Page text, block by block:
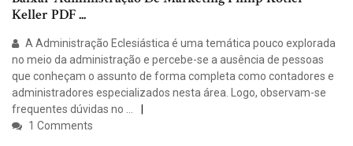
Keller PDF ...
A Administração Eclesiástica é uma temática pouco explorada
no meio da administração e percebe-se a ausência de pessoas
que conheçam o assunto de forma completa como contadores e
administradores especializados nesta área. Logo, observam-se
frequentes dúvidas no …
1 Comments